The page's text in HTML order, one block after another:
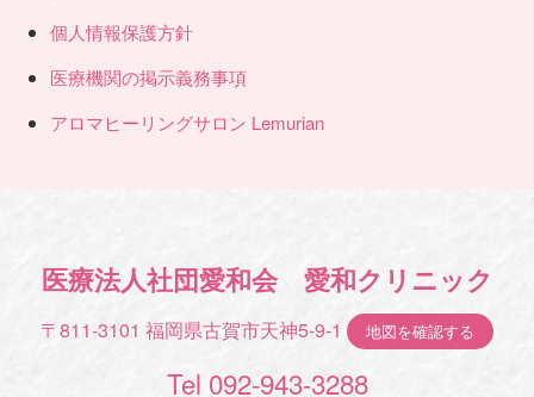
個人情報保護方針
医療機関の掲示義務事項
アロマヒーリングサロン Lemurian
医療法人社団愛和会 愛和クリニック
〒811-3101 福岡県古賀市天神5-9-1 地図を確認する
Tel 092-943-3288